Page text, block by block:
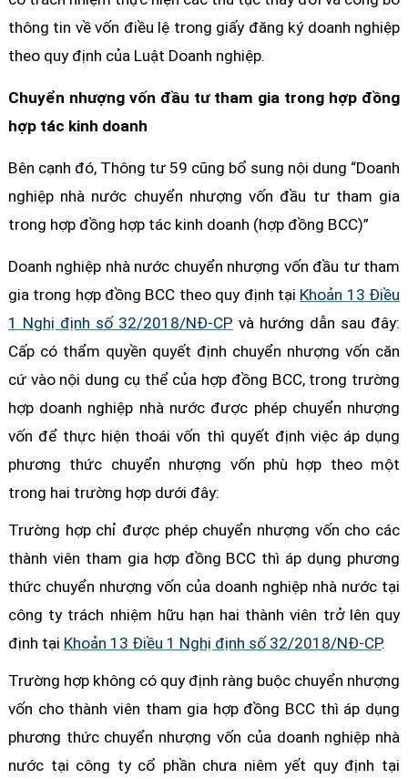
thông tin về vốn điều lệ trong giấy đăng ký doanh nghiệp
theo quy định của Luật Doanh nghiệp.
Chuyển nhượng vốn đầu tư tham gia trong hợp đồng
hợp tác kinh doanh
Bên cạnh đó, Thông tư 59 cũng bổ sung nội dung “Doanh
nghiệp nhà nước chuyển nhượng vốn đầu tư tham gia
trong hợp đồng hợp tác kinh doanh (hợp đồng BCC)”
Doanh nghiệp nhà nước chuyển nhượng vốn đầu tư tham
gia trong hợp đồng BCC theo quy định tại Khoản 13 Điều
1 Nghị định số 32/2018/NĐ-CP và hướng dẫn sau đây:
Cấp có thẩm quyền quyết định chuyển nhượng vốn căn
cứ vào nội dung cụ thể của hợp đồng BCC, trong trường
hợp doanh nghiệp nhà nước được phép chuyển nhượng
vốn để thực hiện thoái vốn thì quyết định việc áp dụng
phương thức chuyển nhượng vốn phù hợp theo một
trong hai trường hợp dưới đây:
Trường hợp chỉ được phép chuyển nhượng vốn cho các
thành viên tham gia hợp đồng BCC thì áp dụng phương
thức chuyển nhượng vốn của doanh nghiệp nhà nước tại
công ty trách nhiệm hữu hạn hai thành viên trở lên quy
định tại Khoản 13 Điều 1 Nghị định số 32/2018/NĐ-CP.
Trường hợp không có quy định ràng buộc chuyển nhượng
vốn cho thành viên tham gia hợp đồng BCC thì áp dụng
phương thức chuyển nhượng vốn của doanh nghiệp nhà
nước tại công ty cổ phần chưa niêm yết quy định tại